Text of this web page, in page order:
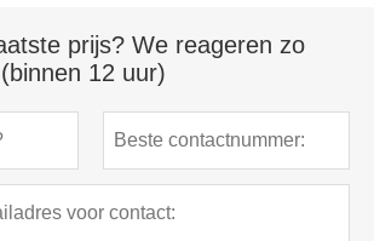
prijs? We reageren zo
12 uur)